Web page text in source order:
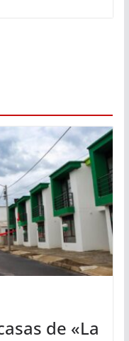
de «La